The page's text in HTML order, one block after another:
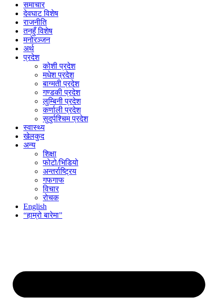
समाचार
देवघाट विशेष
राजनीति
तनहुँ विशेष
मनोरञ्जन
अर्थ
प्रदेश
कोशी प्रदेश
मधेश प्रदेश
बाग्मती प्रदेश
गण्डकी प्रदेश
लुम्बिनी प्रदेश
कर्णाली प्रदेश
सुदुर्पश्चिम प्रदेश
स्वास्थ्य
खेलकुद
अन्य
शिक्षा
फोटो/भिडियो
अन्तर्राष्ट्रिय
गफगाफ
विचार
रोचक
English
“हाम्रो बारेमा”